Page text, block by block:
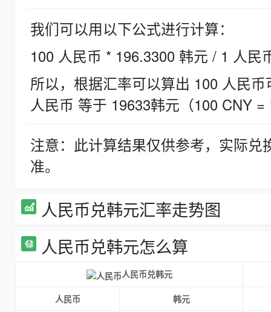
我们可以用以下公式进行计算：
100 人民币 * 196.3300 韩元 / 1 人民
所以，根据汇率可以算出 100 人民
人民币 等于 19633韩元（100 CNY =
注意：此计算结果仅供参考，实际
准。
人民币兑韩元汇率走势图
人民币兑韩元怎么算
人民币兑韩元
人民币
韩元